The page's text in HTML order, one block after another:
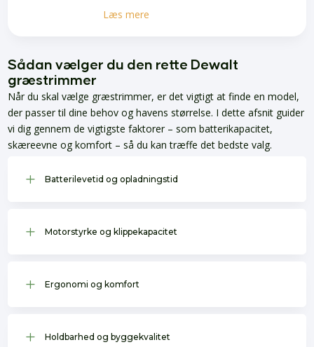
Læs mere
Sådan vælger du den rette Dewalt
græstrimmer
Når du skal vælge græstrimmer, er det vigtigt at finde en model,
der passer til dine behov og havens størrelse. I dette afsnit guider
vi dig gennem de vigtigste faktorer – som batterikapacitet,
skæreevne og komfort – så du kan træffe det bedste valg.
L Batterilevetid og opladningstid
L Motorstyrke og klippekapacitet
L Ergonomi og komfort
L Holdbarhed og byggekvalitet